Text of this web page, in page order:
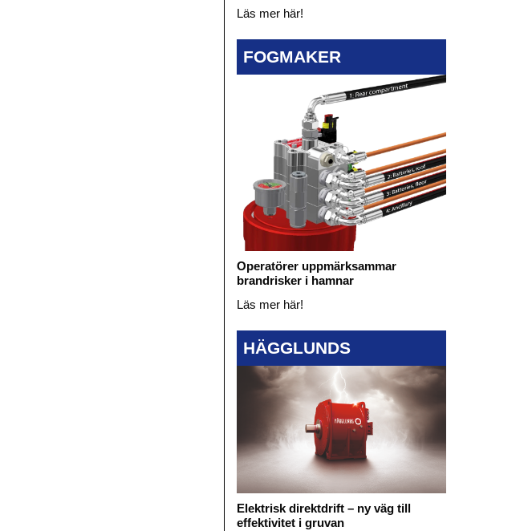
Läs mer här!
FOGMAKER
Operatörer uppmärksammar
brandrisker i hamnar
Läs mer här!
HÄGGLUNDS
Elektrisk direktdrift – ny väg till
effektivitet i gruvan